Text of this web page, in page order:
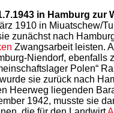
in Hamburg zur
1910 in Miuatschew/
zunächst nach
Zwangsarbeit leisten.
Niendorf, ebenfalls
Polen“
sie zurück nach
Heerweg liegenden
1942, musste sie